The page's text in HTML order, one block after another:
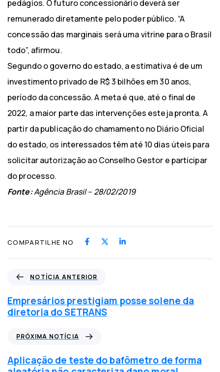
pedágios. O futuro concessionário deverá ser
remunerado diretamente pelo poder público. “A
concessão das marginais será uma vitrine para o Brasil
todo”, afirmou.
Segundo o governo do estado, a estimativa é de um
investimento privado de R$ 3 bilhões em 30 anos,
período da concessão. A meta é que, até o final de
2022, a maior parte das intervenções esteja pronta. A
partir da publicação do chamamento no Diário Oficial
do estado, os interessados têm até 10 dias úteis para
solicitar autorização ao Conselho Gestor e participar
do processo.
Fonte:Agência Brasil – 28/02/2019
COMPARTILHE NO
t
í
c
n
NOTÍCIA ANTERIOR
Empresários prestigiam posse solene da
diretoria do SETRANS
ó
x
PRÓXIMA NOTÍCIA
Aplicação de teste do bafômetro de forma